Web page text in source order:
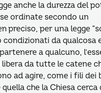
anche la durezza del
ordinate secondo un
preciso, per una legge
da qualcosa
a qualcuno,
libera da tutte le catene
ad agire, come i fili dei
che la Chiesa cerca